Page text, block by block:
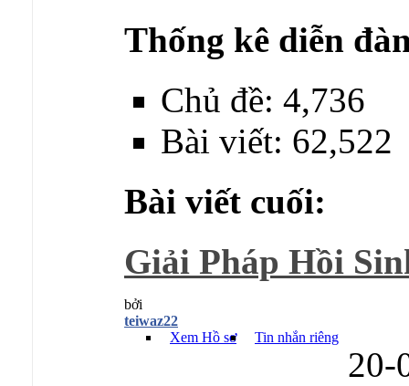
Thống kê diễn
Chủ đề: 4,736
Bài viết: 62,522
Bài viết cuối:
Giải Pháp Hồi
bởi
teiwaz22
Xem Hồ sơ
Tin nhắn riêng
20-